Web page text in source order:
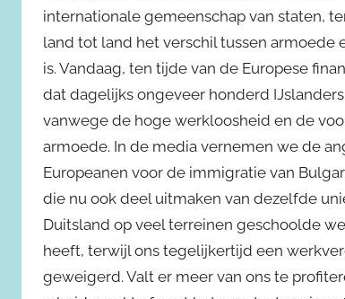
internationale gemeenschap van staten,
land tot land het verschil tussen armoede
is. Vandaag, ten tijde van de Europese
dat dagelijks ongeveer honderd
vanwege de hoge werkloosheid en de
armoede. In de media vernemen we de
Europeanen voor de immigratie van
die nu ook deel uitmaken van dezelfde
Duitsland op veel terreinen geschoolde
heeft, terwijl ons tegelijkertijd een
geweigerd. Valt er meer van ons te